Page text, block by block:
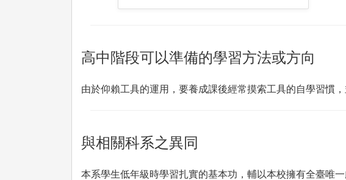
高中階段可以準備的學習方法或方向
由於仰賴工具的運用，要養成課後經常摸索工具的自學習慣
與相關科系之異同
本系學生低年級時學習扎實的基本功，輔以本校擁有全臺唯